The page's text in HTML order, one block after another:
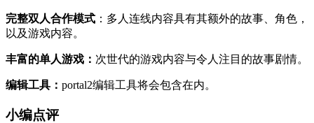
完整双人合作模式 ：多人连线内容具有其额外的故事、角色，
以及游戏内容。
丰富的单人游戏： 次世代的游戏内容与令人注目的故事剧情。
编辑工具： portal2编辑工具将会包含在内。
小编点评